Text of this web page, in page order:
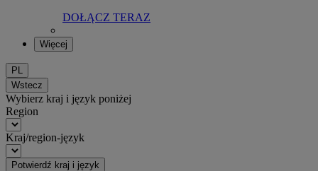
DOŁĄCZ TERAZ
Więcej
PL
Wstecz
Wybierz kraj i język poniżej
Region
Kraj/region-język
Potwierdź kraj i język